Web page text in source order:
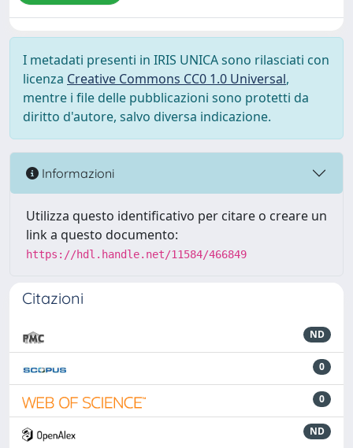
I metadati presenti in IRIS UNICA sono rilasciati con
licenza Creative Commons CC0 1.0 Universal,
mentre i file delle pubblicazioni sono protetti da
diritto d'autore, salvo diversa indicazione.
Informazioni
Utilizza questo identificativo per citare o creare un
link a questo documento:
https://hdl.handle.net/11584/466849
Citazioni
ND
0
0
ND